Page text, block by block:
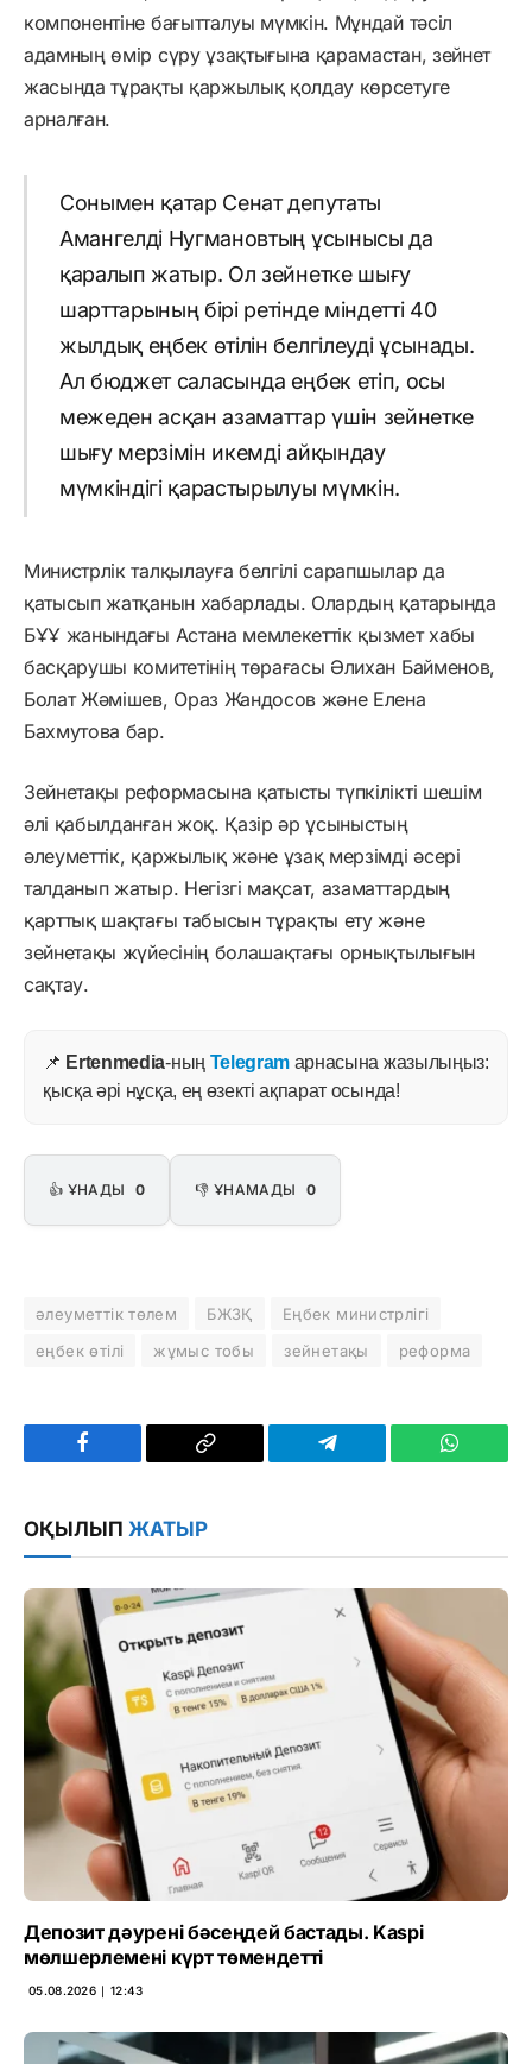
компонентіне бағытталуы мүмкін. Мұндай тәсіл
адамның өмір сүру ұзақтығына қарамастан, зейнет
жасында тұрақты қаржылық қолдау көрсетуге
арналған.
Сонымен қатар Сенат депутаты
Амангелді Нугмановтың ұсынысы да
қаралып жатыр. Ол зейнетке шығу
шарттарының бірі ретінде міндетті 40
жылдық еңбек өтілін белгілеуді ұсынады.
Ал бюджет саласында еңбек етіп, осы
межеден асқан азаматтар үшін зейнетке
шығу мерзімін икемді айқындау
мүмкіндігі қарастырылуы мүмкін.
Министрлік талқылауға белгілі сарапшылар да
қатысып жатқанын хабарлады. Олардың қатарында
БҰҰ жанындағы Астана мемлекеттік қызмет хабы
басқарушы комитетінің төрағасы Әлихан Байменов,
Болат Жәмішев, Ораз Жандосов және Елена
Бахмутова бар.
Зейнетақы реформасына қатысты түпкілікті шешім
әлі қабылданған жоқ. Қазір әр ұсыныстың
әлеуметтік, қаржылық және ұзақ мерзімді әсері
талданып жатыр. Негізгі мақсат, азаматтардың
қарттық шақтағы табысын тұрақты ету және
зейнетақы жүйесінің болашақтағы орнықтылығын
сақтау.
📌 Ertenmedia-ның Telegram арнасына жазылыңыз:
қысқа әрі нұсқа, ең өзекті ақпарат осында!
👍 ҰНАДЫ 0 👎 ҰНАМАДЫ 0
әлеуметтік төлем БЖЗҚ
Еңбек министрлігі
еңбек өтілі
жұмыс тобы зейнетақы реформа
Facebook
Copy
Telegram
ОҚЫЛЫП ЖАТЫР
Депозит дәурені бәсеңдей бастады. Kaspi
мөлшерлемені күрт төмендетті
05.08.2026 ∣ 12:43